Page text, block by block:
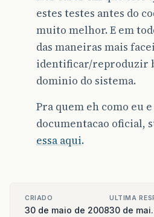
estes testes antes do
muito melhor. E em
das maneiras mais
identificar/reproduzir
dominio do sistema.
Pra quem eh como eu
documentacao oficial,
essa aqui.
CRIADO
30 de maio de 2008
ULTIMA
30 de